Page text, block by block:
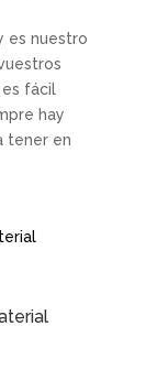
es nuestro
es fácil
hay
tener en